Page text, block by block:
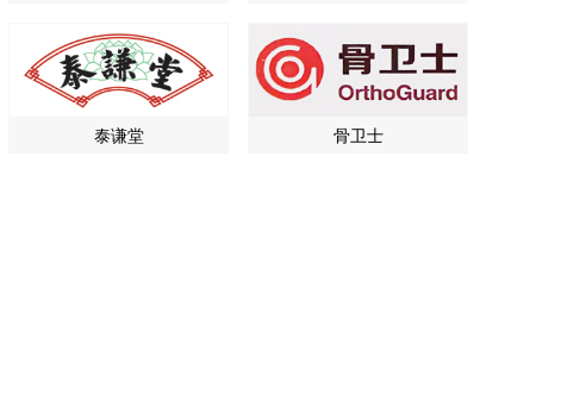
泰谦堂 骨卫士